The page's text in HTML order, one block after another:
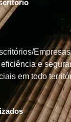
e
em todo